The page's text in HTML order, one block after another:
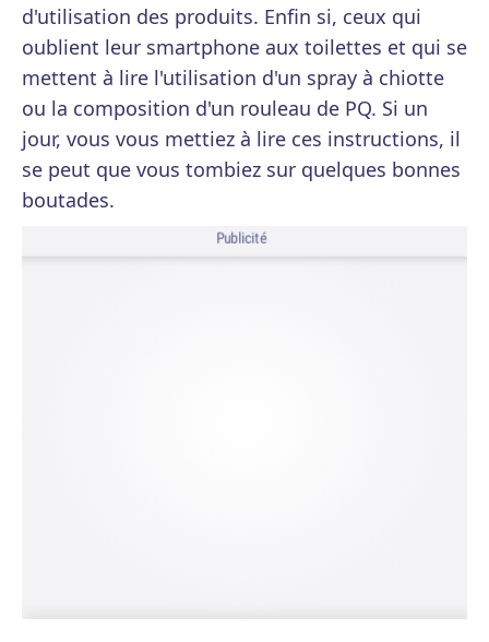
d'utilisation des produits. Enfin si, ceux qui
oublient leur smartphone aux toilettes et qui se
mettent à lire l'utilisation d'un spray à chiotte
ou la composition d'un rouleau de PQ. Si un
jour, vous vous mettiez à lire ces instructions, il
se peut que vous tombiez sur quelques bonnes
boutades.
Publicité